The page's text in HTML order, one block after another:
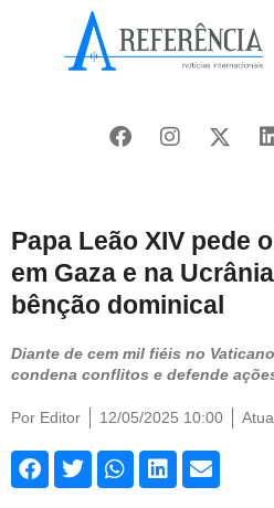
Papa Leão XIV pede
em Gaza e na
bênção dominical
Diante de cem mil fiéis no
condena conflitos e defende
Por Editor 12/05/2025 10:00